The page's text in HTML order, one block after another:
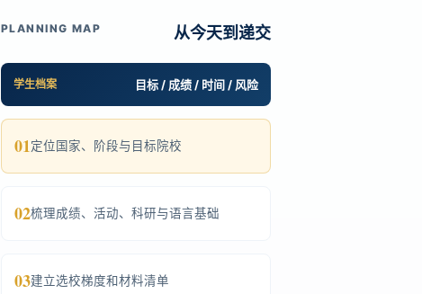
PLANNING MAP 从今天到递交
学生档案 目标 / 成绩 / 时间 / 风险
01定位国家、阶段与目标院校
02梳理成绩、活动、科研与语言基础
03建立选校梯度和材料清单